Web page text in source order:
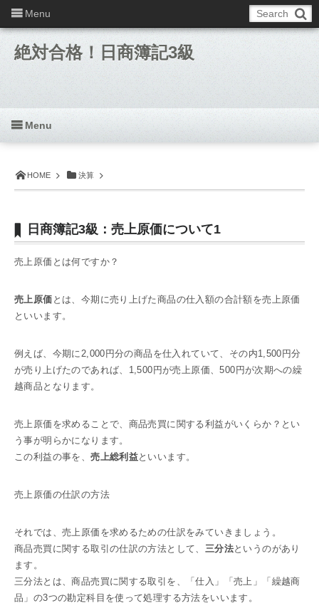
絶対合格！日商簿記3級
HOME 決算
日商簿記3級：売上原価について1
売上原価とは何ですか？
売上原価 とは、今期に売り上げた商品の仕入額の合計額を売上原価
といいます。
例えば、今期に2,000円分の商品を仕入れていて、その内1,500円分
が売り上げたのであれば、1,500円が売上原価、500円が次期への繰
越商品となります。
売上原価を求めることで、商品売買に関する利益がいくらか？とい
う事が明らかになります。
この利益の事を、売上総利益といいます。
売上原価の仕訳の方法
それでは、売上原価を求めるための仕訳をみていきましょう。
商品売買に関する取引の仕訳の方法として、 三分法というのがあり
ます。
三分法とは、商品売買に関する取引を、「仕入」「売上」「繰越商
品」の3つの勘定科目を使って処理する方法をいいます。
Menu
Menu